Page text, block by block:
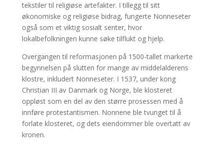
tekstiler til religiøse artefakter. I tillegg til sitt
økonomiske og religiøse bidrag, fungerte Nonneseter
også som et viktig sosialt senter, hvor
lokalbefolkningen kunne søke tilflukt og hjelp.
Overgangen til reformasjonen på 1500-tallet markerte
begynnelsen på slutten for mange av middelalderens
klostre, inkludert Nonneseter. I 1537, under kong
Christian III av Danmark og Norge, ble klosteret
oppløst som en del av den større prosessen med å
innføre protestantismen. Nonnene ble tvunget til å
forlate klosteret, og dets eiendommer ble overtatt av
kronen.